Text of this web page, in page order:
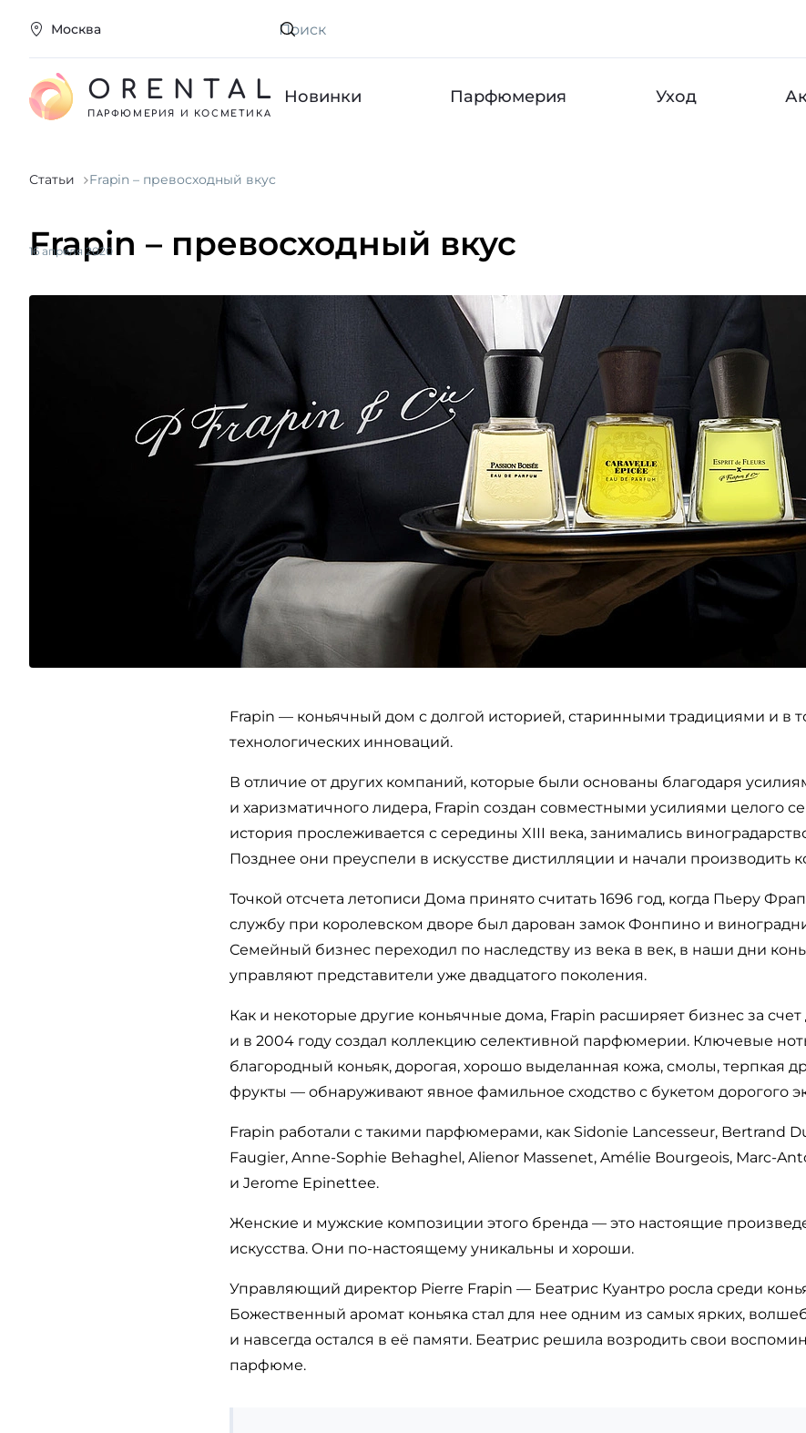
Москва Искать
ORENTAL
ПАРФЮМЕРИЯ И КОСМЕТИКА
Новинки Парфюмерия Уход
Статьи Frapin – превосходный вкус
Frapin – превосходный вкус
16 апреля 2020
Frapin — коньячный дом с долгой историей, старинными традициями и в
технологических инноваций.
В отличие от других компаний, которые были основаны благодаря
и харизматичного лидера, Frapin создан совместными усилиями целого
история прослеживается с середины XIII века, занимались
Позднее они преуспели в искусстве дистилляции и начали производить
Точкой отсчета летописи Дома принято считать 1696 год, когда Пьеру
службу при королевском дворе был дарован замок Фонпино и
Семейный бизнес переходил по наследству из века в век, в наши дни
управляют представители уже двадцатого поколения.
Как и некоторые другие коньячные дома, Frapin расширяет бизнес за
и в 2004 году создал коллекцию селективной парфюмерии. Ключевые
благородный коньяк, дорогая, хорошо выделанная кожа, смолы, терпкая
фрукты — обнаруживают явное фамильное сходство с букетом дорогого
Frapin работали с такими парфюмерами, как Sidonie Lancesseur, Bertrand
Faugier, Anne-Sophie Behaghel, Alienor Massenet, Amélie Bourgeois, Marc-
и Jerome Epinettee.
Женские и мужские композиции этого бренда — это настоящие
искусства. Они по-настоящему уникальны и хороши.
Управляющий директор Pierre Frapin — Беатрис Куантро росла среди
Божественный аромат коньяка стал для нее одним из самых ярких,
и навсегда остался в её памяти. Беатрис решила возродить свои
парфюме.